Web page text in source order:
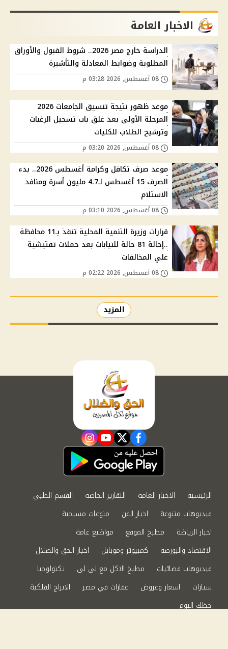
الاخبار العامة
الدراسة خارج مصر 2026.. شروط القبول والأوراق
المطلوبة وضوابط المعادلة والتأشيرة
موعد ظهور نتيجة تنسيق الجامعات 2026
المرحلة الأولى بعد غلق باب تسجيل الرغبات
وترشيح الطلاب للكليات
موعد صرف تكافل وكرامة أغسطس 2026.. بدء
الصرف 15 أغسطس لـ4.7 مليون أسرة ومنافذ
الاستلام
قرارات وزيرة التنمية المحلية تنفذ بـ11 محافظة
..إحالة 81 حالة للنيابات بعد حملات تفتيشية
علي المخالفات
المزيد
facebook
twitter
youtube
instagram
الرئيسية الاخبار العامة التقارير الخاصة
القسم الطبي
فيديوهات متنوعة
اخبار الفن
منوعات مسيحية
اخبار الرياضة
مطبخ الموقع
مواضيع عامة
الاقتصاد والبورصة
كمبيوتر وموبايل
اخبار الحق والضلال
فيديوهات فضائيات
مطبخ الاكل مع لى لى
تكنولوجيا
سيارات
اسعار وعروض عقارات في مصر
الابراج الفلكية
حظك اليوم